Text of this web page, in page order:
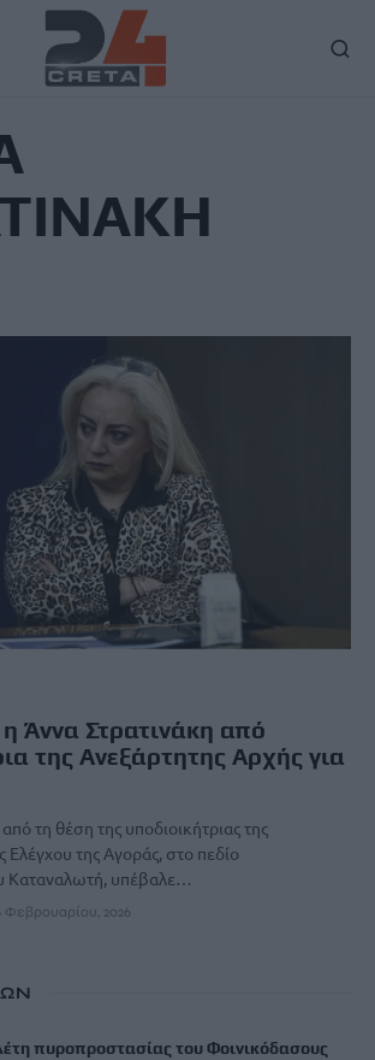
η Άννα Στρατινάκη από
της Ανεξάρτητης Αρχής για
τη θέση της υποδιοικήτριας της
Ελέγχου της Αγοράς, στο πεδίο
Καταναλωτή, υπέβαλε…
Φεβρουαρίου, 2026
πυροπροστασίας του Φοινικόδασους